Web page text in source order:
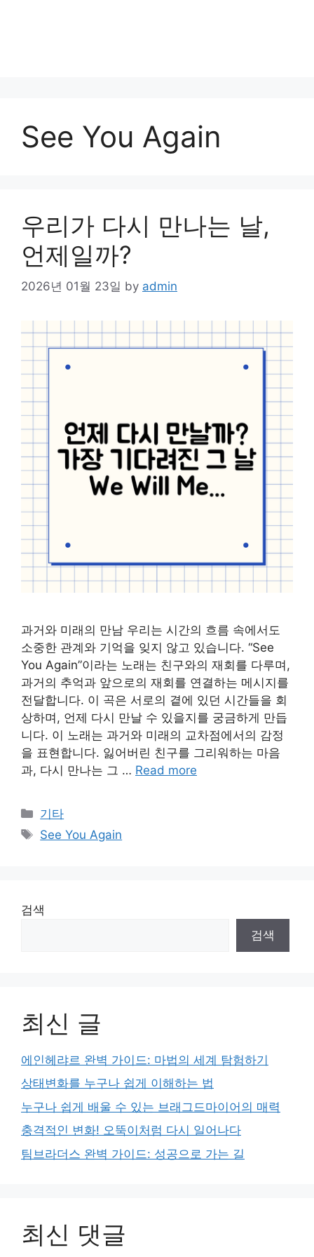
See You Again
우리가 다시 만나는 날,
언제일까?
2026년 01월 23일 by admin
과거와 미래의 만남 우리는 시간의 흐름 속에서도
소중한 관계와 기억을 잊지 않고 있습니다. “See
You Again”이라는 노래는 친구와의 재회를 다루며,
과거의 추억과 앞으로의 재회를 연결하는 메시지를
전달합니다. 이 곡은 서로의 곁에 있던 시간들을 회
상하며, 언제 다시 만날 수 있을지를 궁금하게 만듭
니다. 이 노래는 과거와 미래의 교차점에서의 감정
을 표현합니다. 잃어버린 친구를 그리워하는 마음
과, 다시 만나는 그 … Read more
Categories
기타
Tags
See You Again
검색
검색
최신 글
에인헤랴르 완벽 가이드: 마법의 세계 탐험하기
상태변화를 누구나 쉽게 이해하는 법
누구나 쉽게 배울 수 있는 브래그드마이어의 매력
충격적인 변화! 오뚝이처럼 다시 일어나다
팀브라더스 완벽 가이드: 성공으로 가는 길
최신 댓글